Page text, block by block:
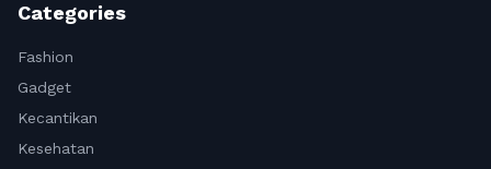
Categories
Fashion
Gadget
Kecantikan
Kesehatan